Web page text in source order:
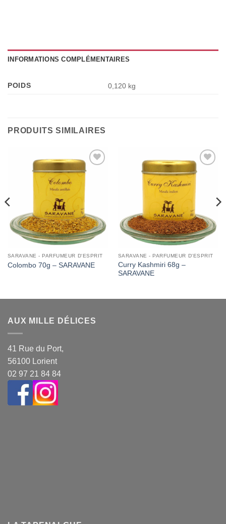
INFORMATIONS COMPLÉMENTAIRES
POIDS 0,120 kg
PRODUITS SIMILAIRES
Add to
SARAVANE - PARFUMEUR D'ESPRIT
Colombo 70g – SARAVANE
Add to
SARAVANE - PARFUMEUR D'ESPRIT
Curry Kashmiri 68g –
SARAVANE
AUX MILLE DÉLICES
41 Rue du Port,
56100 Lorient
02 97 21 84 84